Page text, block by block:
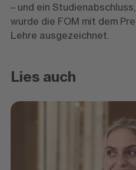
– und ein
wurde die FOM mit dem
Lehre ausgezeichnet.
Lies auch